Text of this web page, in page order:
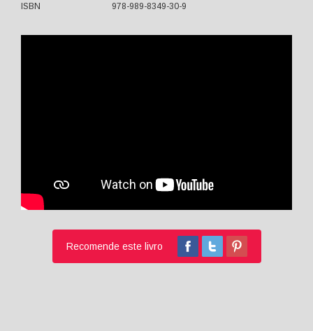
ISBN
978-989-8349-30-9
Recomende este livro